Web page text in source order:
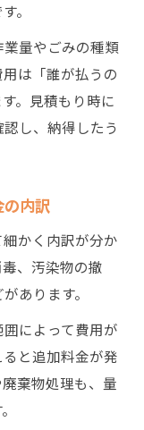
。
量やごみの種類
は「誰が払うの
。見積もり時に
し、納得したう
内訳
かく内訳が分か
、汚染物の撤
あります。
によって費用が
と追加料金が発
棄物処理も、量